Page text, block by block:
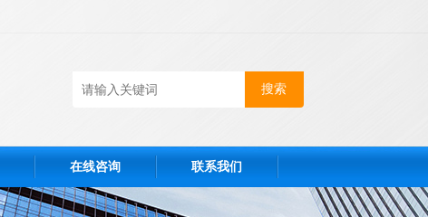
在线咨询 联系我们